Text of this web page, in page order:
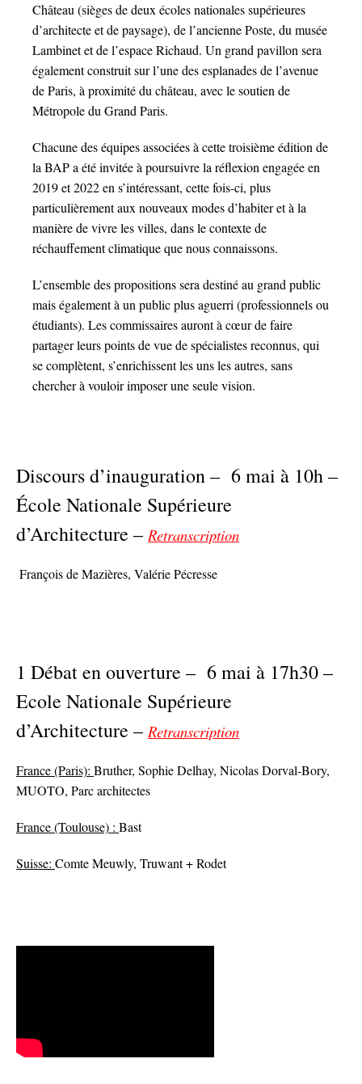
Château (sièges de deux écoles nationales supérieures
d’architecte et de paysage), de l’ancienne Poste, du musée
Lambinet et de l’espace Richaud. Un grand pavillon sera
également construit sur l’une des esplanades de l’avenue
de Paris, à proximité du château, avec le soutien de
Métropole du Grand Paris.
Chacune des équipes associées à cette troisième édition de
la BAP a été invitée à poursuivre la réflexion engagée en
2019 et 2022 en s’intéressant, cette fois-ci, plus
particulièrement aux nouveaux modes d’habiter et à la
manière de vivre les villes, dans le contexte de
réchauffement climatique que nous connaissons.
L’ensemble des propositions sera destiné au grand public
mais également à un public plus aguerri (professionnels ou
étudiants). Les commissaires auront à cœur de faire
partager leurs points de vue de spécialistes reconnus, qui
se complètent, s’enrichissent les uns les autres, sans
chercher à vouloir imposer une seule vision.
Discours d’inauguration – 6 mai à 10h –
École Nationale Supérieure
d’Architecture – Retranscription
François de Mazières, Valérie Pécresse
1 Débat en ouverture – 6 mai à 17h30 –
Ecole Nationale Supérieure
d’Architecture – Retranscription
France (Paris): Bruther, Sophie Delhay, Nicolas Dorval-Bory,
MUOTO, Parc architectes
France (Toulouse) : Bast
Suisse: Comte Meuwly, Truwant + Rodet